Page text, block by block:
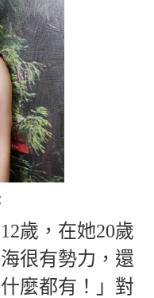
歲，在她20歲
很有勢力，還
麼都有！」對